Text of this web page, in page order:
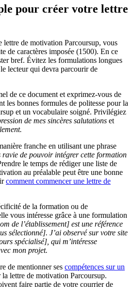
pour créer votre lettre
lettre de motivation Parcoursup, vous
de caractères imposée (1500). En ce
bref. Évitez les formulations longues
lecteur qui devra parcourir de
de ce document et exprimez-vous de
les bonnes formules de politesse pour la
et un vocabulaire soigné. Privilégiez
de mes sincères salutations et
franche en utilisant une phrase
ravie de pouvoir intégrer cette formation
le temps de rédiger une liste de
au préalable peut être une bonne
comment commencer une lettre de
de la formation ou de
vous intéresse grâce à une formulation
de l’établissement] est une référence
sélectionné]. J’ai observé sur votre site
spécialisé], qui m’intéresse
mon projet.
de mentionner ses compétences sur un
lettre de motivation Parcoursup.
faire partie de votre courrier de